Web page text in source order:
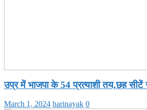
उप्र में भाजपा के 54 प्रत्याशी तय,छह सीटें
March 1, 2024 harinayak 0